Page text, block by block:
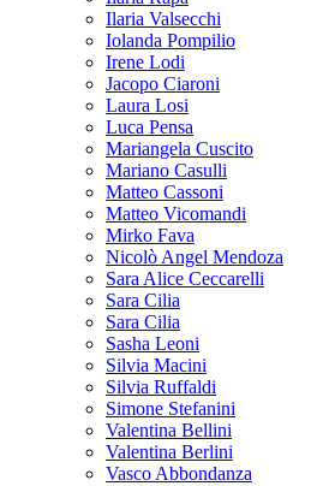
Ilaria Valsecchi
Iolanda Pompilio
Irene Lodi
Jacopo Ciaroni
Laura Losi
Luca Pensa
Mariangela Cuscito
Mariano Casulli
Matteo Cassoni
Matteo Vicomandi
Mirko Fava
Nicolò Angel Mendoza
Sara Alice Ceccarelli
Sara Cilia
Sara Cilia
Sasha Leoni
Silvia Macini
Silvia Ruffaldi
Simone Stefanini
Valentina Bellini
Valentina Berlini
Vasco Abbondanza